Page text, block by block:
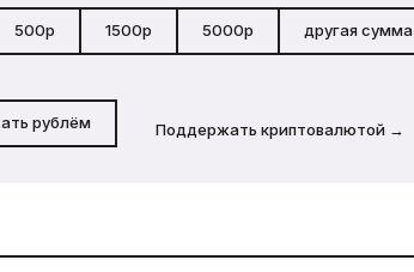
500р 1500р 5000р другая сумма
рублём Поддержать криптовалютой →